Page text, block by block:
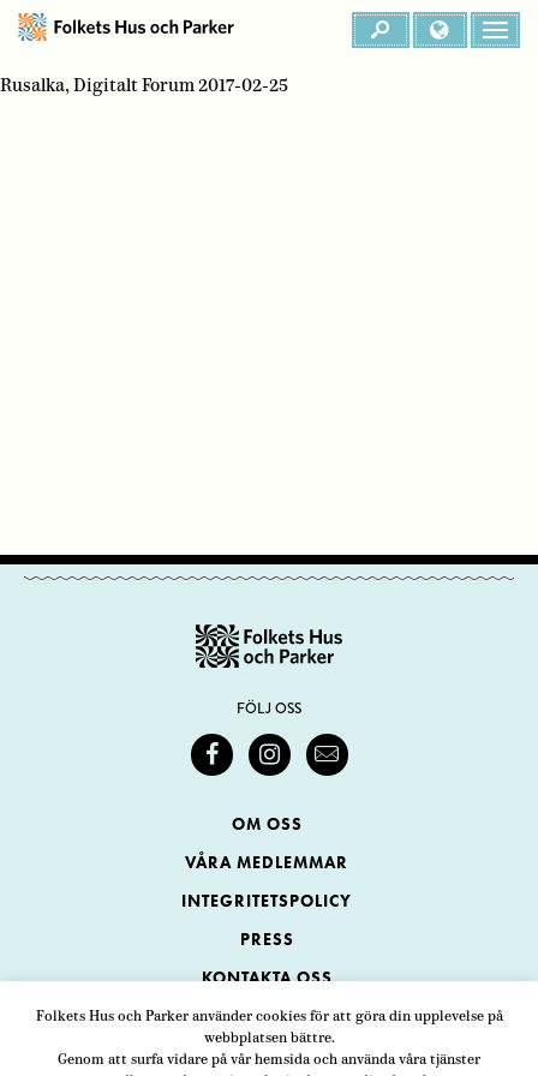
Folkets Hus och Parker använder cookies för att göra din upplevelse på
webbplatsen bättre.
Genom att surfa vidare på vår hemsida och använda våra tjänster
Rusalka, Digitalt Forum 2017-02-25
FÖLJ OSS
OM OSS
VÅRA MEDLEMMAR
INTEGRITETSPOLICY
PRESS
KONTAKTA OSS
Folkets Hus och Parker